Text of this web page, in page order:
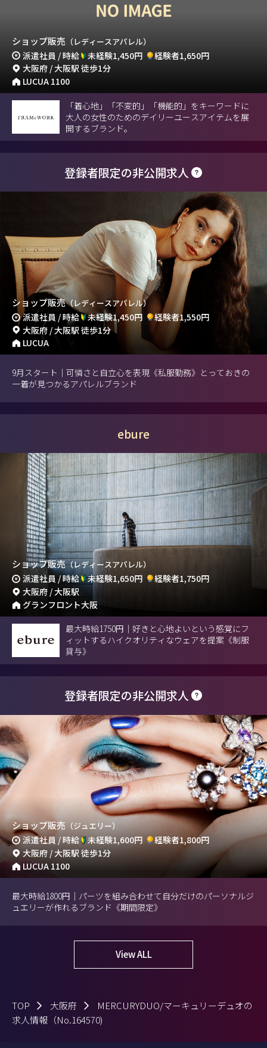
ショップ販売 （レディースアパレル）
派遣社員 / 時給 未経験1,450円
経験者1,650円
大阪府 / 大阪駅 徒歩1分
LUCUA 1100
「着心地」「不変的」「機能的」をキーワードに
大人の女性のためのデイリーユースアイテムを展
開するブランド。
登録者限定の非公開求人
ショップ販売（レディースアパレル）
派遣社員 / 時給 未経験1,450円
経験者1,550円
大阪府 / 大阪駅 徒歩1分
LUCUA
9月スタート｜可憐さと自立心を表現《私服勤務》とっておきの
一着が見つかるアパレルブランド
ebure
ショップ販売（レディースアパレル）
派遣社員 / 時給 未経験1,650円
経験者1,750円
大阪府 / 大阪駅
グランフロント大阪
最大時給1750円｜好きと心地よいという感覚にフ
ィットするハイクオリティなウェアを提案《制服
貸与》
登録者限定の非公開求人
ショップ販売 （ジュエリー）
派遣社員 / 時給 未経験1,600円
経験者1,800円
大阪府 / 大阪駅 徒歩1分
LUCUA 1100
最大時給1800円｜パーツを組み合わせて自分だけのパーソナルジ
ュエリーが作れるブランド《期間限定》
View ALL
TOP 大阪府
MERCURYDUO/マーキュリーデュオの
求人情報（No.164570)